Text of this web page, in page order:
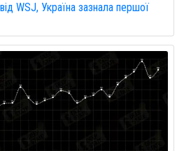
WSJ, Україна зазнала першої